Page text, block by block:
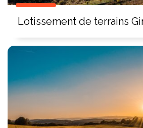
Lotissement de terrains